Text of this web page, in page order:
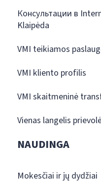
Консультации в
Klaipėda
VMI teikiamos
VMI kliento profilis
VMI skaitmeninė
Vienas langelis
NAUDINGA
Mokesčiai ir jų dydžiai